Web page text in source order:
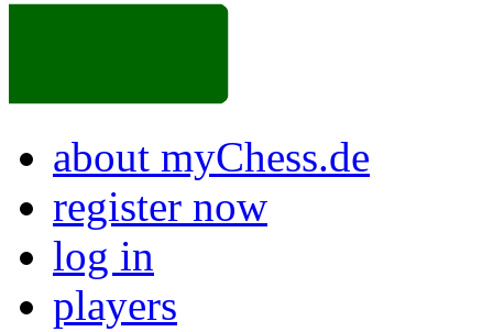
about myChess.de
register now
log in
players